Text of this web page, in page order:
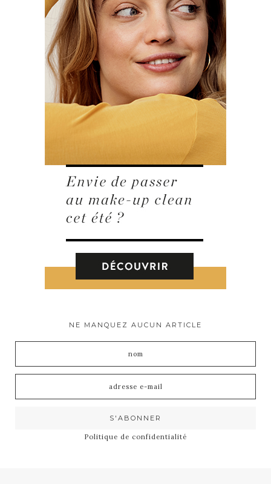
NE MANQUEZ AUCUN ARTICLE
Politique de confidentialité